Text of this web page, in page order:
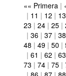
«« Primera |
| 11 | 12 | 13
23 | 24 | 25 |
| 36 | 37 | 38
48 | 49 | 50 |
| 61 | 62 | 63
73 | 74 | 75 |